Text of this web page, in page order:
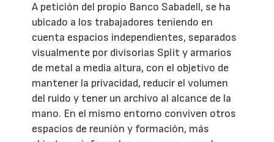
A petición del propio Banco Sabadell, se ha
ubicado a los trabajadores teniendo en
cuenta espacios independientes, separados
visualmente por divisorias Split y armarios
de metal a media altura, con el objetivo de
mantener la privacidad, reducir el volumen
del ruido y tener un archivo al alcance de la
mano. En el mismo entorno conviven otros
espacios de reunión y formación, más